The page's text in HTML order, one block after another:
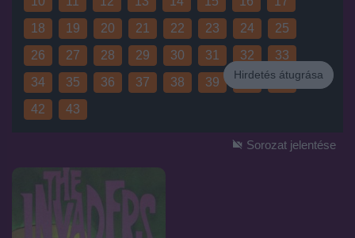
Hirdetés
Hirdetés átugrása
18
19 20 21 22 23 24
25
26
27 28 29 30 31 32
33
34
35 36 37 38 39 40
41
42
43
Sorozat jelentése